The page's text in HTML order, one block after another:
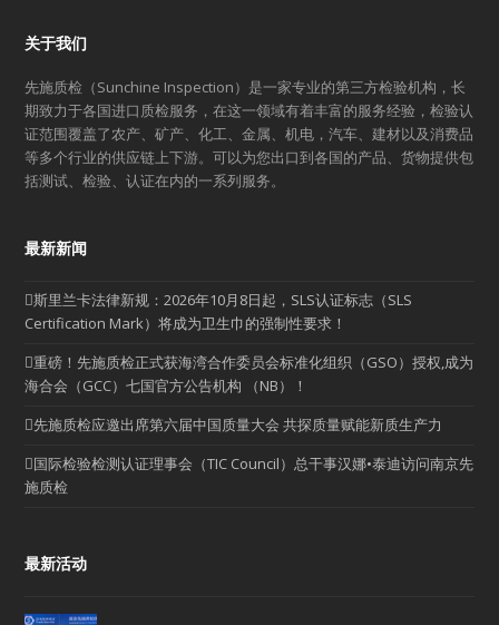
关于我们
先施质检（Sunchine Inspection）是一家专业的第三方检验机构，长
期致力于各国进口质检服务，在这一领域有着丰富的服务经验，检验认
证范围覆盖了农产、矿产、化工、金属、机电，汽车、建材以及消费品
等多个行业的供应链上下游。可以为您出口到各国的产品、货物提供包
括测试、检验、认证在内的一系列服务。
最新新闻
斯里兰卡法律新规：2026年10月8日起，SLS认证标志（SLS
Certification Mark）将成为卫生巾的强制性要求！
重磅！先施质检正式获海湾合作委员会标准化组织（GSO）授权,成为
海合会（GCC）七国官方公告机构 （NB）！
先施质检应邀出席第六届中国质量大会 共探质量赋能新质生产力
国际检验检测认证理事会（TIC Council）总干事汉娜•泰迪访问南京先
施质检
最新活动